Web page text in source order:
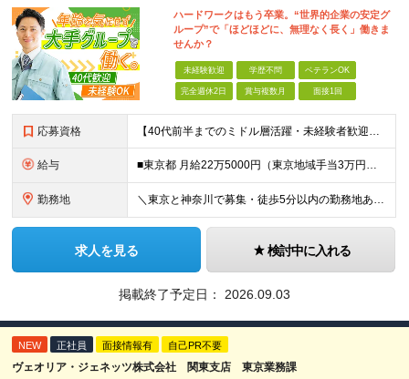
ハードワークはもう卒業。“世界的企業の安定グ
ループ”で「ほどほどに、無理なく長く」働きま
せんか？
未経験歓迎 学歴不問 ベテランOK
完全週休2日 賞与複数月 面接1回
応募資格 【40代前半までのミドル層活躍・未経験者歓迎】 ●高卒以上 ●要普通自動車免許（AT限定可） ※特別な知識や経験は一切不要です！ ＜こんな方を歓迎します＞ ・安定した企業で、定年まで長く働き続けたい
給与 ■東京都 月給22万5000円（東京地域手当3万円含）～25万円＋残業代全額支給＋各種手当 ■神奈川県 月給19万5000円～24万円＋残業代全額支給＋各種手当 ※年齢・経験を考慮し決定 ※試用期
勤務地 ＼東京と神奈川で募集・徒歩5分以内の勤務地あり／ ■根岸事務所 東京都台東区根岸5-6-14 根岸5光ビル ■阿佐ヶ谷事務所 東京都杉並区成田東4-38-25 ■大橋事務所 東京都目黒区大橋2-8-1
求人を見る 検討中に入れる
掲載終了予定日： 2026.09.03
NEW 正社員 面接情報有 自己PR不要
ヴェオリア・ジェネッツ株式会社 関東支店 東京業務課